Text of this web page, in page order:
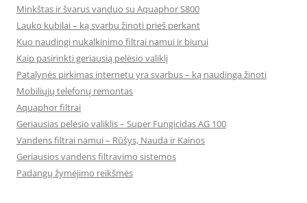
Minkštas ir švarus vanduo su Aquaphor S800
Lauko kubilai – ką svarbu žinoti prieš perkant
Kuo naudingi nukalkinimo filtrai namui ir biurui
Kaip pasirinkti geriausią pelėsio valiklį
Patalynės pirkimas internetu yra svarbus – ką naudinga žinoti
Mobiliųjų telefonų remontas
Aquaphor filtrai
Geriausias pelėsio valiklis – Super Fungicidas AG 100
Vandens filtrai namui – Rūšys, Nauda ir Kainos
Geriausios vandens filtravimo sistemos
Padangų žymėjimo reikšmės